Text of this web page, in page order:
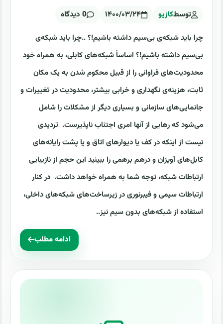
توسطکازیو ۱۴۰۰/۰۳/۲۴ 0 دیدگاه
چرا باید شبکه‌ی بی‌سیم داشته باشیم!؟ ..چرا باید شبکه‌ی
بی‌سیم داشته باشیم!؟ اساساً شبکه‌های کابلی، به همراه خود
محدودیت‌های فراوانی را از قبیل محکوم شدن به یک مکان
ثابت، هزینه‌ی نگهداری و خرابی بیشتر، محدودیت در تغییرات و
جانمایی‌های سازمانی و بسیاری دیگر از مشکلات را شامل
می‌شود که رهایی از آنها امری اجتناب ناپذیرست. تردیدی
نیست از اینکه در کف یا دیوارهای اتاق و یا پشت رایانه‌های
کابل‌های آویزان و درهم برهمی را ببینید این حجم از نازیبایی
ارتباطات شبکه، توجه شما به همراه خواهد داشت. در کنار
ارتباطات سیمی و فیبرنوری در زیرساخت‌های شبکه‌های داخلی،
استفاده از شبکه‌های بدون سیم نیز..
ادامه مطلب